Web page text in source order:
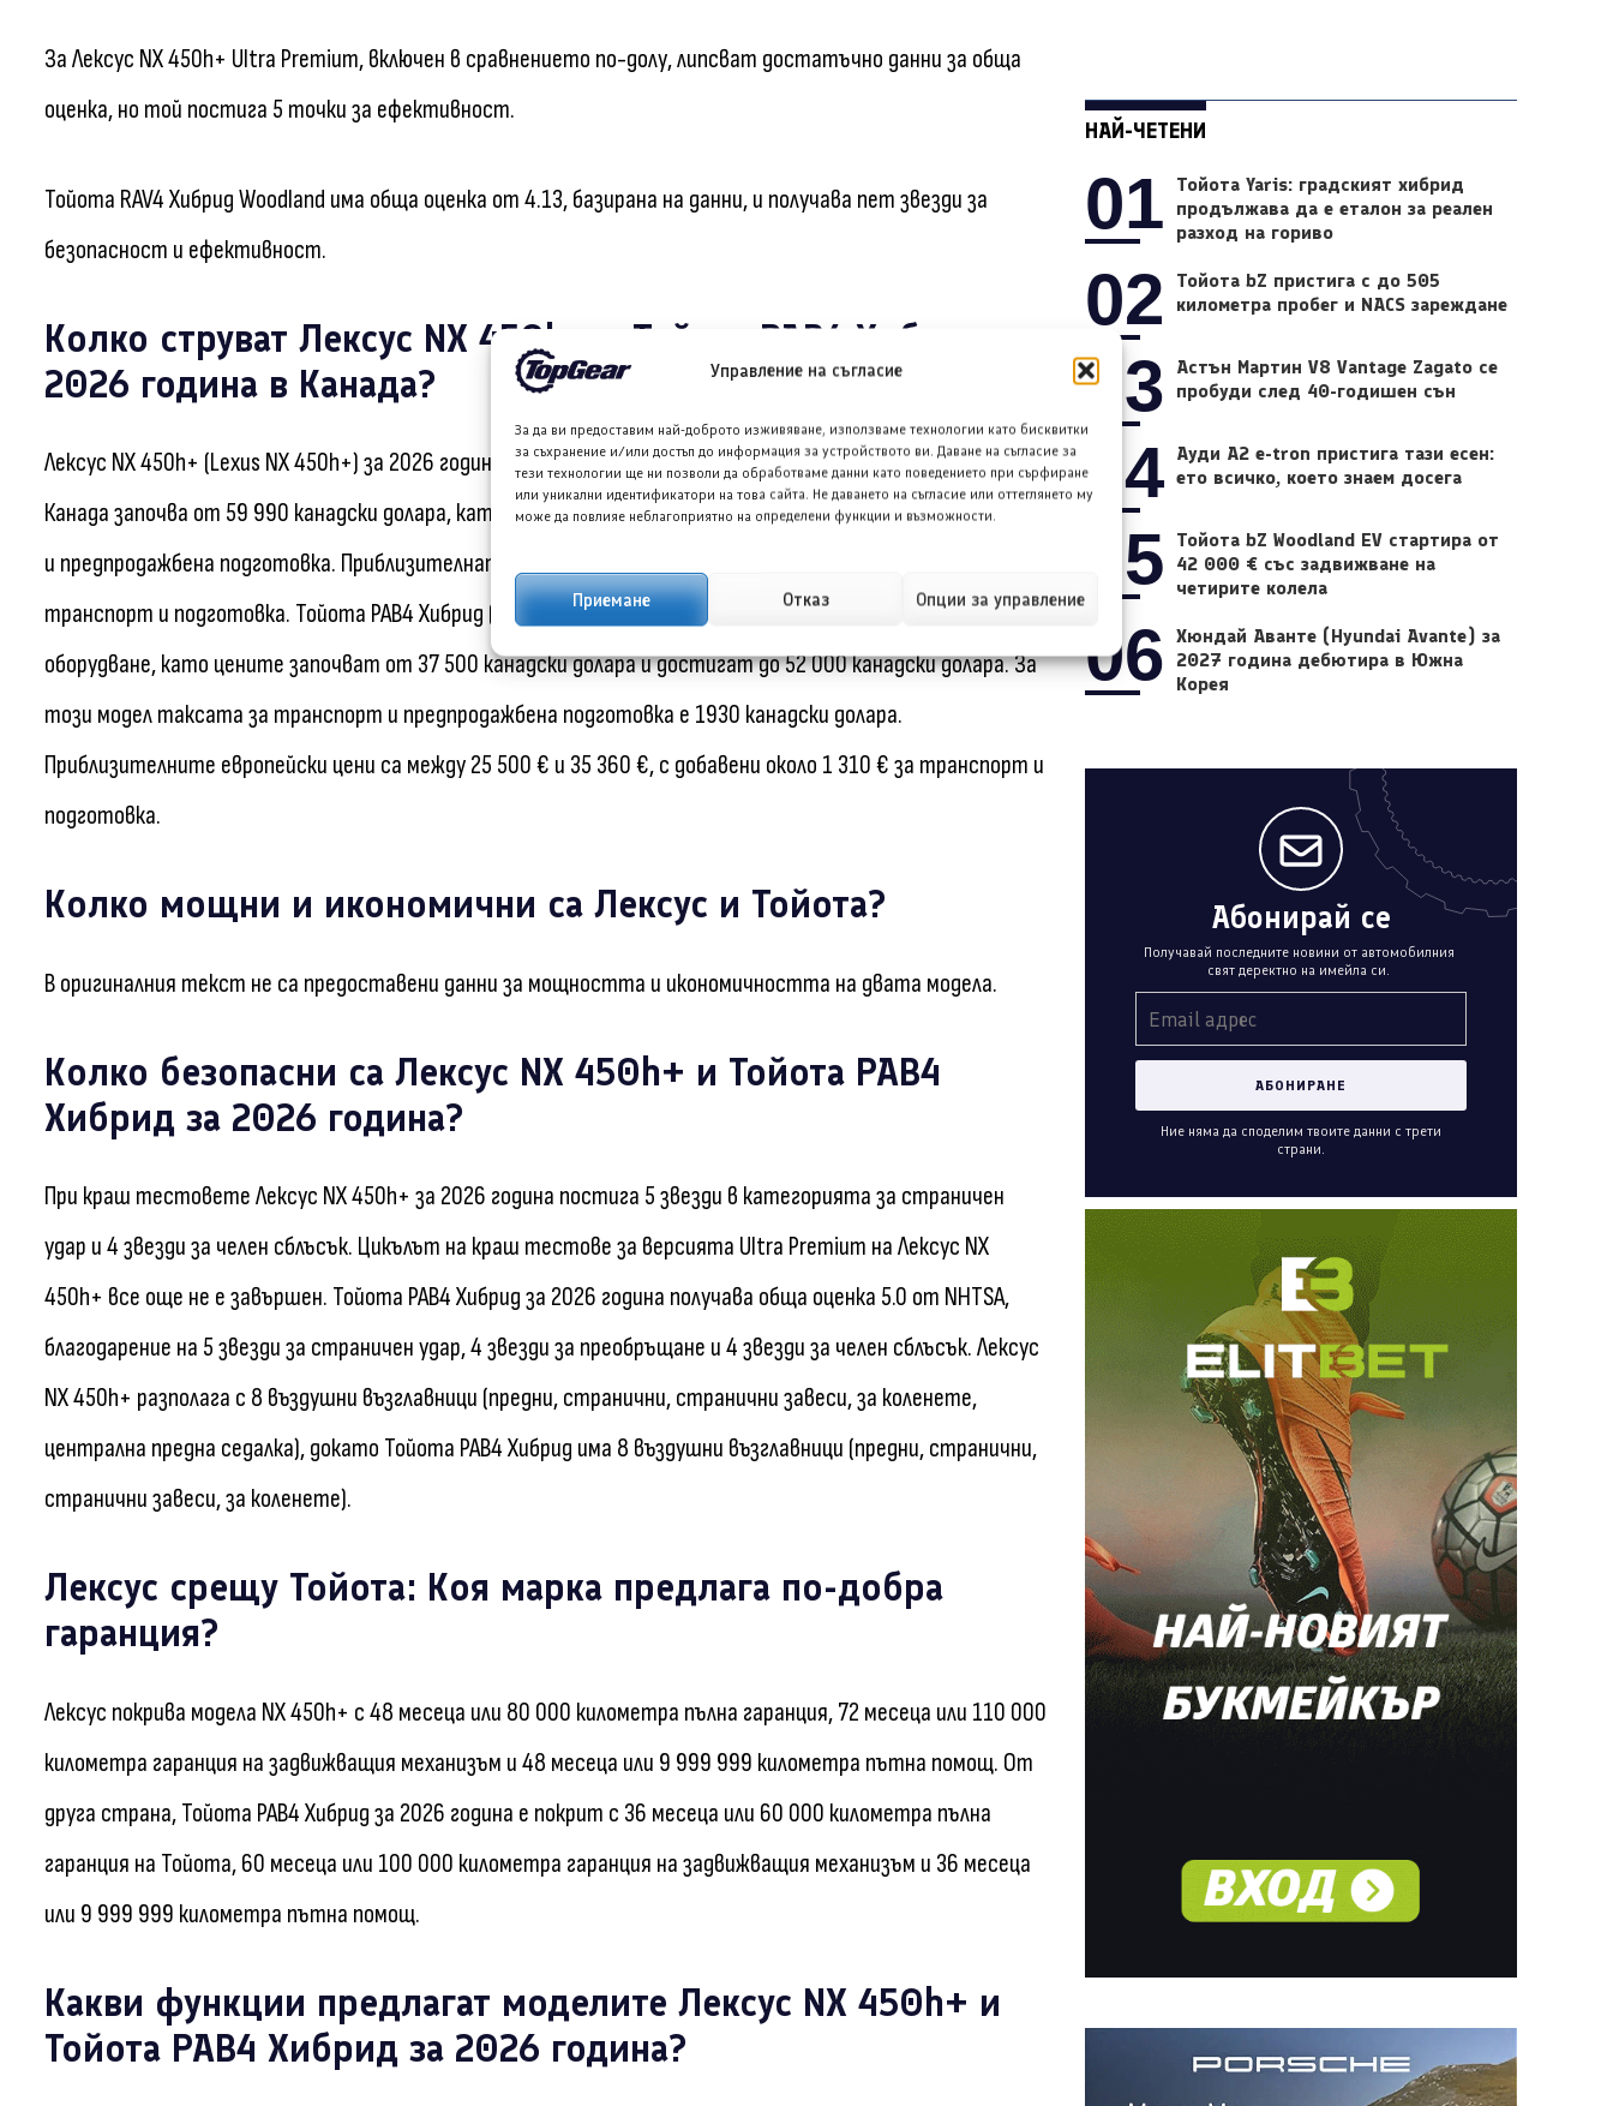
Управление на съгласие
За да ви предоставим най-доброто изживяване, използваме технологии като бисквитки
за съхранение и/или достъп до информация за устройството ви. Даване на съгласие за
тези технологии ще ни позволи да обработваме данни като поведението при сърфиране
или уникални идентификатори на това сайта. Не даването на съгласие или оттеглянето му
може да повлияе неблагоприятно на определени функции и възможности.
Приемане Отказ Опции за управление
За Лексус NX 450h+ Ultra Premium, включен в сравнението по-долу, липсват достатъчно данни за обща
оценка, но той постига 5 точки за ефективност.
Тойота RAV4 Хибрид Woodland има обща оценка от 4.13, базирана на данни, и получава пет звезди за
безопасност и ефективност.
Колко струват Лексус NX 450h+ и Тойота РАВ4 Хибрид за
2026 година в Канада?
Лексус NX 450h+ (Lexus NX 450h+) за 2026 година се предлага в една-единствена версия, чиято цена в
Канада започва от 59 990 канадски долара, като към нея се добавят 2205 канадски долара за транспорт
и предпродажбена подготовка. Приблизителната цена в Европа е около 40 790 € плюс 1 500 € за
транспорт и подготовка. Тойота РАВ4 Хибрид (Toyota RAV4 Hybrid) за 2026 година предлага пет нива на
оборудване, като цените започват от 37 500 канадски долара и достигат до 52 000 канадски долара. За
този модел таксата за транспорт и предпродажбена подготовка е 1930 канадски долара.
Приблизителните европейски цени са между 25 500 € и 35 360 €, с добавени около 1 310 € за транспорт и
подготовка.
Колко мощни и икономични са Лексус и Тойота?
В оригиналния текст не са предоставени данни за мощността и икономичността на двата модела.
Колко безопасни са Лексус NX 450h+ и Тойота РАВ4
Хибрид за 2026 година?
При краш тестовете Лексус NX 450h+ за 2026 година постига 5 звезди в категорията за страничен
удар и 4 звезди за челен сблъсък. Цикълът на краш тестове за версията Ultra Premium на Лексус NX
450h+ все още не е завършен. Тойота РАВ4 Хибрид за 2026 година получава обща оценка 5.0 от NHTSA,
благодарение на 5 звезди за страничен удар, 4 звезди за преобръщане и 4 звезди за челен сблъсък. Лексус
NX 450h+ разполага с 8 въздушни възглавници (предни, странични, странични завеси, за коленете,
централна предна седалка), докато Тойота РАВ4 Хибрид има 8 въздушни възглавници (предни, странични,
странични завеси, за коленете).
Лексус срещу Тойота: Коя марка предлага по-добра
гаранция?
Лексус покрива модела NX 450h+ с 48 месеца или 80 000 километра пълна гаранция, 72 месеца или 110 000
километра гаранция на задвижващия механизъм и 48 месеца или 9 999 999 километра пътна помощ. От
друга страна, Тойота РАВ4 Хибрид за 2026 година е покрит с 36 месеца или 60 000 километра пълна
гаранция на Тойота, 60 месеца или 100 000 километра гаранция на задвижващия механизъм и 36 месеца
или 9 999 999 километра пътна помощ.
Какви функции предлагат моделите Лексус NX 450h+ и
Тойота РАВ4 Хибрид за 2026 година?
НАЙ-ЧЕТЕНИ
01
Тойота Yaris: градският хибрид
продължава да е еталон за реален
разход на гориво
02
Тойота bZ пристига с до 505
километра пробег и NACS зареждане
03
Астън Мартин V8 Vantage Zagato се
пробуди след 40-годишен сън
04 Ауди A2 e-tron пристига тази есен:
ето всичко, което знаем досега
05
Тойота bZ Woodland EV стартира от
42 000 € със задвижване на
четирите колела
06 Хюндай Аванте (Hyundai Avante) за
2027 година дебютира в Южна
Корея
Абонирай се
Получавай последните новини от автомобилния
свят деректно на имейла си.
Ние няма да споделим твоите данни с трети
страни.